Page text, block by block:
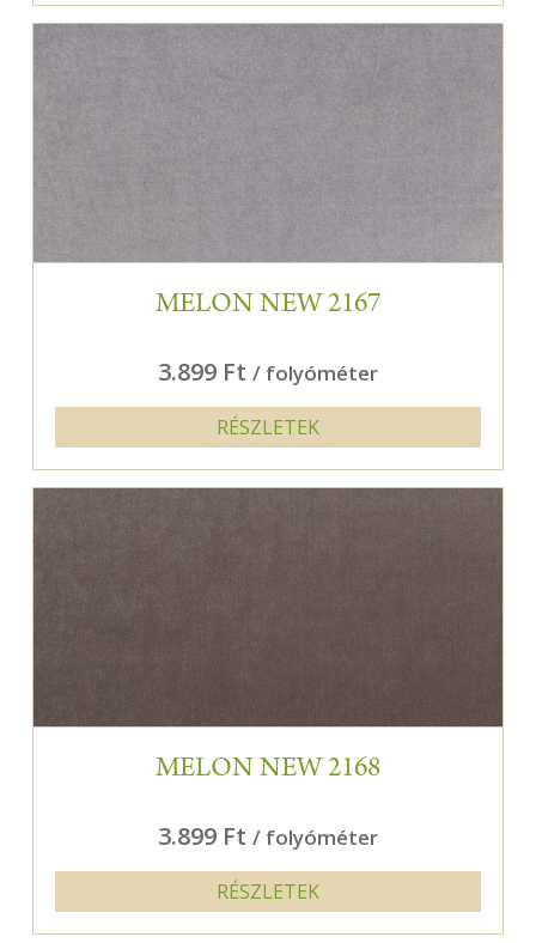
MELON NEW 2167
3.899 Ft / folyóméter
RÉSZLETEK
MELON NEW 2168
3.899 Ft / folyóméter
RÉSZLETEK